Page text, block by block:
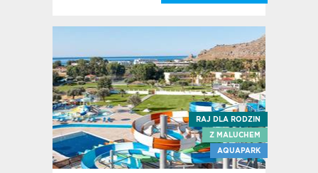
RAJ DLA RODZIN
Z MALUCHEM
AQUAPARK